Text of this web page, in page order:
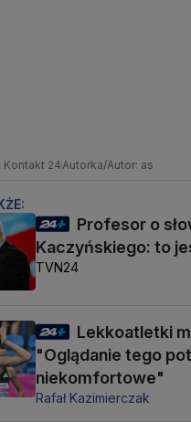
Kontakt 24Autorka/Autor: as
Profesor o
Kaczyńskiego: to
TVN24
Lekkoatletki
"Oglądanie tego
niekomfortowe"
Rafał Kazimierczak